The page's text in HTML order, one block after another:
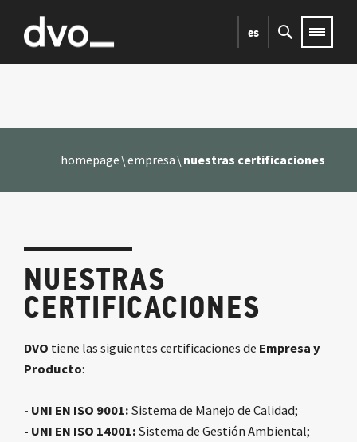
es
homepage empresa nuestras certificaciones
NUESTRAS
CERTIFICACIONES
DVO tiene las siguientes certificaciones de Empresa y
Producto:
- UNI EN ISO 9001: Sistema de Manejo de Calidad;
- UNI EN ISO 14001: Sistema de Gestión Ambiental;